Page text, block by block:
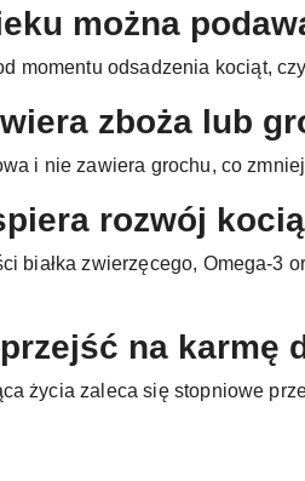
można
momentu odsadzenia kociąt,
zboża lub
i nie zawiera grochu, co
rozwój
białka zwierzęcego, Omega-3
na karmę
życia zaleca się stopniowe